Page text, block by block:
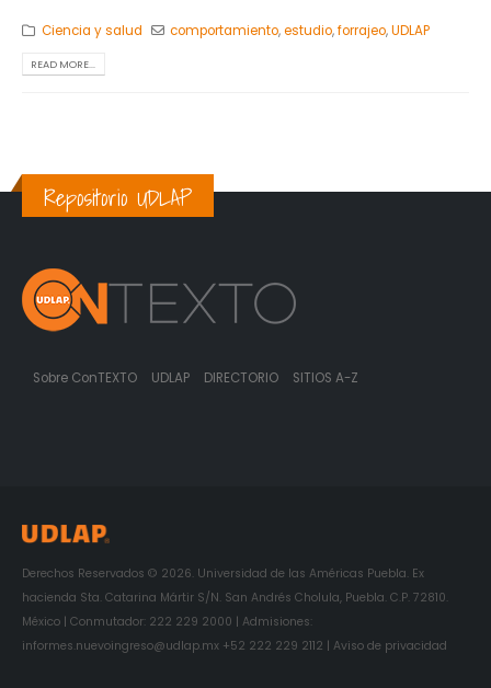
Ciencia y salud comportamiento,estudio,forrajeo,UDLAP
READ MORE...
Repositorio UDLAP
Sobre ConTEXTO UDLAP DIRECTORIO SITIOS A-Z
Derechos Reservados © 2026. Universidad de las Américas Puebla. Ex
hacienda Sta. Catarina Mártir S/N. San Andrés Cholula, Puebla. C.P. 72810.
México | Conmutador: 222 229 2000 | Admisiones:
informes.nuevoingreso@udlap.mx +52 222 229 2112 | Aviso de privacidad